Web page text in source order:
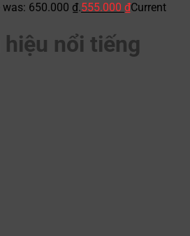
650.000 ₫.555.000 ₫Current
nổi tiếng